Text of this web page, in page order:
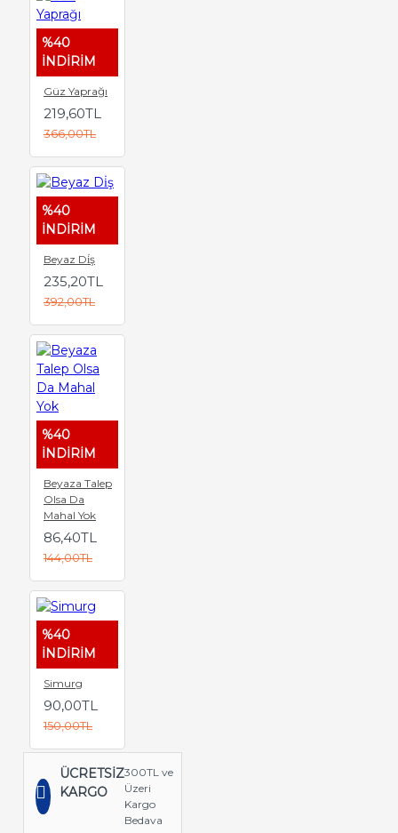
%40
İNDİRİM
Güz Yaprağı
219,60TL
366,00TL
%40
İNDİRİM
Beyaz Di̇ş
235,20TL
392,00TL
%40
İNDİRİM
Beyaza Talep
Olsa Da
Mahal Yok
86,40TL
144,00TL
%40
İNDİRİM
Simurg
90,00TL
150,00TL
ÜCRETSİZ
KARGO
300TL ve
Üzeri
Kargo
Bedava